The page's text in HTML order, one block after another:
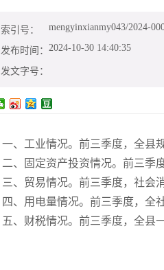
索引号： mengyinxianmy043/2024-
发布时间： 2024-10-30 14:40:35
发文字号：
一、工业情况。前三季度，全县
二、固定资产投资情况。前三季
三、贸易情况。前三季度，社会
四、用电量情况。前三季度，全
五、财税情况。前三季度，全县